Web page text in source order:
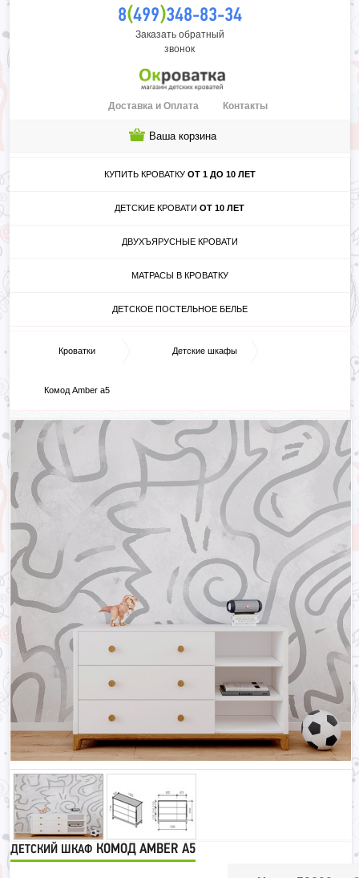
8(499)348-83-34
Заказать обратный
звонок
Доставка и Оплата Контакты
Ваша корзина
КУПИТЬ КРОВАТКУ ОТ 1 ДО 10 ЛЕТ
ДЕТСКИЕ КРОВАТИ ОТ 10 ЛЕТ
ДВУХЪЯРУСНЫЕ КРОВАТИ
МАТРАСЫ В КРОВАТКУ
ДЕТСКОЕ ПОСТЕЛЬНОЕ БЕЛЬЕ
Кроватки Детские шкафы
Комод Amber a5
ДЕТСКИЙ ШКАФ КОМОД AMBER A5